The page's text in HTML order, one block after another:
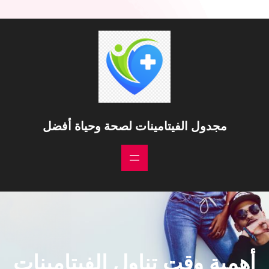
مجدول الفيتامينات لصحة وحياة أفضل
أهمية وقت تناول الفيتامينات